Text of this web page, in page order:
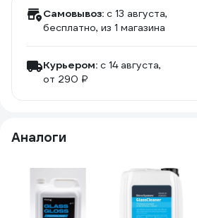
Самовывоз: c 13 августа,
бесплатно, из 1 магазина
Курьером: c 14 августа,
от 290 ₽
Аналоги